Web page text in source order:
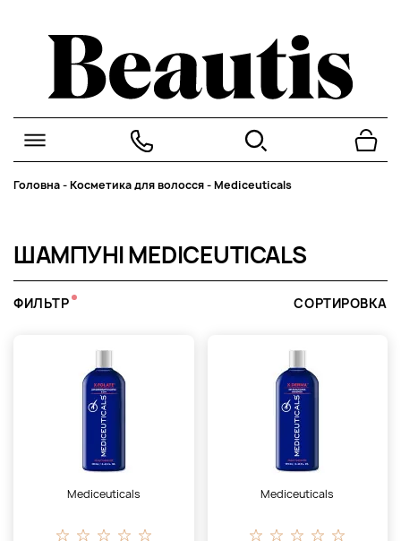
Головна-Косметика для волосся-Mediceuticals
ШАМПУНІ MEDICEUTICALS
ФИЛЬТР СОРТИРОВКА
Mediceuticals Mediceuticals